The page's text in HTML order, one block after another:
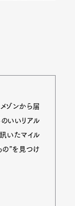
ゾンから届
いいリアル
いたマイル
の”を見つけ